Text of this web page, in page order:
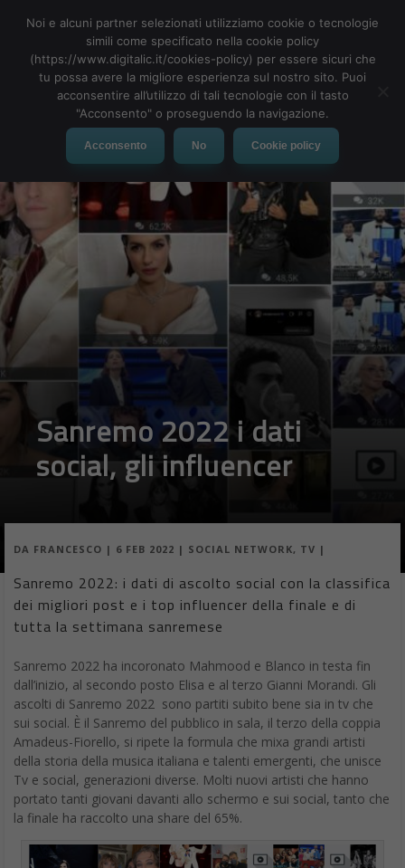
MENU
Sanremo 2022 i dati
social, gli influencer
DA FRANCESCO | 6 FEB 2022 | SOCIAL NETWORK, TV |
Sanremo 2022: i dati di ascolto social con la classifica
dei migliori post e i top influencer della finale e di
tutta la settimana sanremese
Sanremo 2022 ha incoronato Mahmood e Blanco in testa fin
dall’inizio, al secondo posto Elisa e al terzo Gianni Morandi. Gli
ascolti di Sanremo 2022 sono partiti subito bene sia in tv che
sui social. È il Sanremo del pubblico in sala, il terzo della coppia
Amadeus-Fiorello, si ripete la formula che mixa grandi artisti
della storia della musica italiana e talenti emergenti, che unisce
Tv e social, generazioni diverse. Molti nuovi artisti che hanno
portato tanti giovani davanti allo schermo e sui social, tanto che
la finale ha raccolto una share del 65%.
Noi e alcuni partner selezionati utilizziamo cookie o tecnologie
simili come specificato nella cookie policy
(https://www.digitalic.it/cookies-policy) per essere sicuri che
tu possa avere la migliore esperienza sul nostro sito. Puoi
acconsentire all’utilizzo di tali tecnologie con il tasto
"Acconsento" o proseguendo la navigazione.
Acconsento No Cookie policy